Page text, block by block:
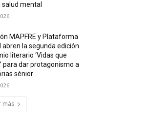
salud mental
MAPFRE y Plataforma
abren la segunda edición
literario ‘Vidas que
para dar protagonismo a
sénior
más